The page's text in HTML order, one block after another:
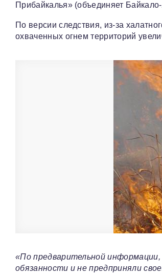
Прибайкалья» (объединяет
По версии следствия, из-за
охваченных огнем территорий
«По предварительной
обязанности и не предприняли